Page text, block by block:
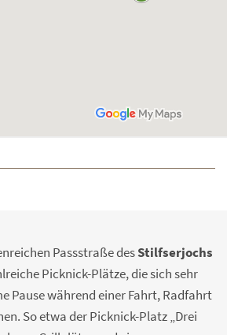
Passstraße desStilfserjochs
Picknick-Plätze, die sich sehr
Pause während einer Fahrt, Radfahrt
So etwa der Picknick-Platz „Drei